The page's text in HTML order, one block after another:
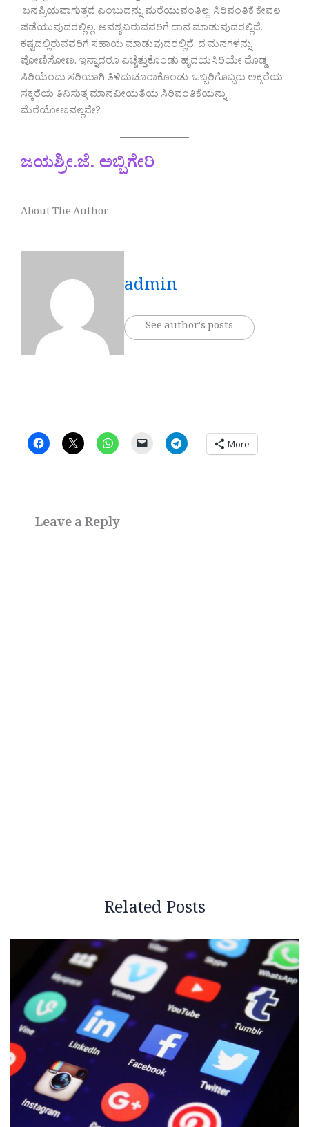
ಜನಪ್ರಿಯವಾಗುತ್ತದೆ ಎಂಬುದನ್ನು ಮರೆಯುವಂತಿಲ್ಲ. ಸಿರಿವಂತಿಕೆ ಕೇವಲ
ಪಡೆಯುವುದರಲ್ಲಿಲ್ಲ. ಅವಶ್ಯವಿರುವವರಿಗೆ ದಾನ ಮಾಡುವುದರಲ್ಲಿದೆ.
ಕಷ್ಟದಲ್ಲಿರುವವರಿಗೆ ಸಹಾಯ ಮಾಡುವುದರಲ್ಲಿದೆ. ದ ಮನಗಳನ್ನು
ಪೋಣಿಸೋಣ. ಇನ್ನಾದರೂ ಎಚ್ಚೆತ್ತುಕೊಂಡು ಹೃದಯಸಿರಿಯೇ ದೊಡ್ಡ
ಸಿರಿಯೆಂದು ಸರಿಯಾಗಿ ತಿಳಿದುಚೂರಾಕೊಂಡು ಒಬ್ಬರಿಗೊಬ್ಬರು ಅಕ್ಕರೆಯ
ಸಕ್ಕರೆಯ ತಿನಿಸುತ್ತ ಮಾನವೀಯತೆಯ ಸಿರಿವಂತಿಕೆಯನ್ನು
ಮೆರೆಯೋಣವಲ್ಲವೇ?
ಜಯಶ್ರೀ.ಜೆ. ಅಬ್ಬಿಗೇರಿ
About The Author
admin
See author's posts
More
Leave a Reply
Related Posts